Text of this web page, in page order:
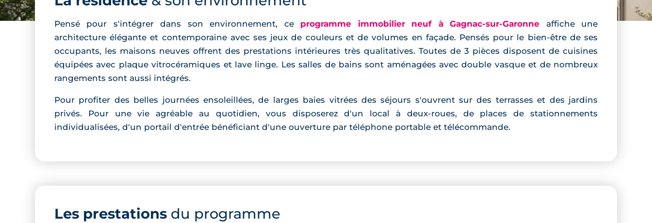
Pensé pour s'intégrer dans son environnement, ce programme immobilier neuf à Gagnac-sur-Garonne affiche une
architecture élégante et contemporaine avec ses jeux de couleurs et de volumes en façade. Pensés pour le bien-être de ses
occupants, les maisons neuves offrent des prestations intérieures très qualitatives. Toutes de 3 pièces disposent de cuisines
équipées avec plaque vitrocéramiques et lave linge. Les salles de bains sont aménagées avec double vasque et de nombreux
rangements sont aussi intégrés.
Pour profiter des belles journées ensoleillées, de larges baies vitrées des séjours s'ouvrent sur des terrasses et des jardins
privés. Pour une vie agréable au quotidien, vous disposerez d'un local à deux-roues, de places de stationnements
individualisées, d'un portail d'entrée bénéficiant d'une ouverture par téléphone portable et télécommande.
Les prestations du programme